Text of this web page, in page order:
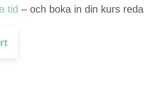
tid – och boka in din kurs